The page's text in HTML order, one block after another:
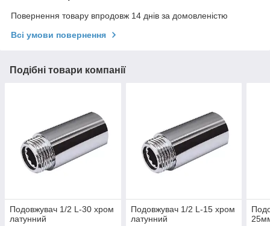
Повернення товару впродовж 14 днів за домовленістю
Всі умови повернення
Подібні товари компанії
Подовжувач 1/2 L-30 хром
латунний
Подовжувач 1/2 L-15 хром
латунний